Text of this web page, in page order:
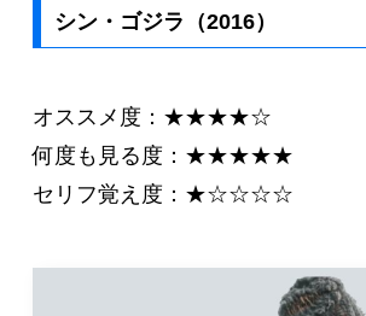
シン・ゴジラ（2016）
オススメ度：★★★★☆
何度も見る度：★★★★★
セリフ覚え度：★☆☆☆☆